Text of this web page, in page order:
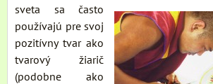
sveta sa často
používajú pre svoj
pozitívny tvar ako
tvarový žiarič
(podobne ako